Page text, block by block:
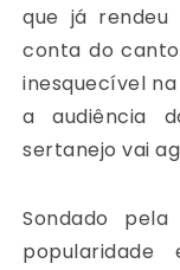
que já
conta do
inesquecível
a audiência
sertanejo vai
Sondado